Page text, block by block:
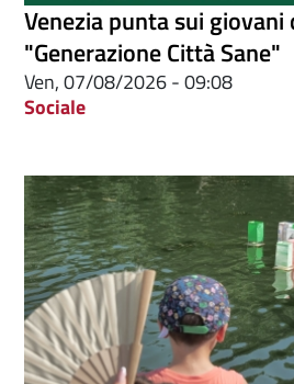
Venezia punta sui
"Generazione Città Sane"
Ven, 07/08/2026 - 09:08
Sociale